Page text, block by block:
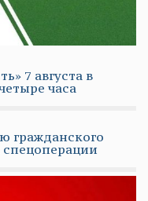
7 августа в
часа
гражданского
спецоперации